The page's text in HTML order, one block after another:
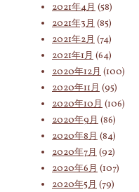
2021年4月 (58)
2021年3月 (85)
2021年2月 (74)
2021年1月 (64)
2020年12月 (100)
2020年11月 (95)
2020年10月 (106)
2020年9月 (86)
2020年8月 (84)
2020年7月 (92)
2020年6月 (107)
2020年5月 (79)